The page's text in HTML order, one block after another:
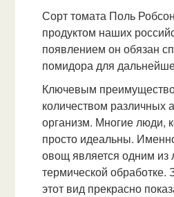
Сорт томата Поль
продуктом наших
появлением он обязан
помидора для
Ключевым
количеством различных
организм. Многие люди,
просто идеальны.
овощ является одним из
термической обработке.
этот вид прекрасно